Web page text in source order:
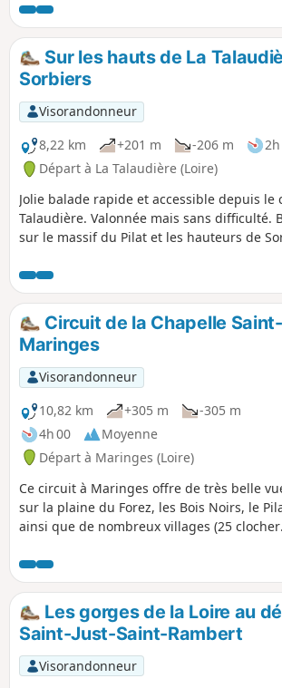
du Nord (par temps clair !). Grande
variété de paysages bucoliques. Le
parcours privilégie les parties hautes
des reliefs.
Sur les hauts de La
Sorbiers
Visorandonneur
8,22 km
+201 m -206 m 2h
Départ à La Talaudière (Loire)
Jolie balade rapide et accessible depuis le
Talaudière. Valonnée mais sans difficulté.
sur le massif du Pilat et les hauteurs de
parcours.
Circuit de la Chapelle
Maringes
Visorandonneur
10,82 km
+305 m
-305 m
4h 00
Moyenne
Départ à Maringes (Loire)
Ce circuit à Maringes offre de très belle
sur la plaine du Forez, les Bois Noirs, le
ainsi que de nombreux villages (25
également des vues à 180° sur le village de
Maringes et également de très beau
panorama sur la vallée de la Brévenne. Le
circuit passe par une chapelle construite
17ème siècle et édifiée en l'honneur de
Saint-Roch pour avoir arrêter l'épidémie de
diphtérie.
Les gorges de la Loire au
Saint-Just-Saint-Rambert
Visorandonneur